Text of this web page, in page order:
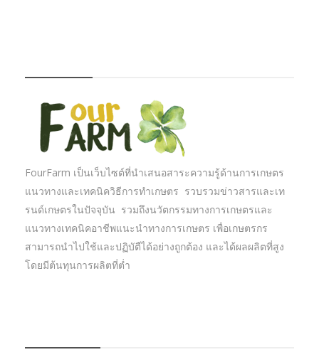
FourFarm เป็นเว็บไซต์ที่นำเสนอสาระความรู้ด้านการเกษตร
แนวทางและเทคนิควิธีการทำเกษตร รวบรวมข่าวสารและเท
รนด์เกษตรในปัจจุบัน รวมถึงนวัตกรรมทางการเกษตรและ
แนวทางเทคนิคอาชีพแนะนำทางการเกษตร เพื่อเกษตรกร
สามารถนำไปใช้และปฏิบัตืได้อย่างถูกต้อง และได้ผลผลิตที่สูง
โดยมีต้นทุนการผลิตที่ต่ำ